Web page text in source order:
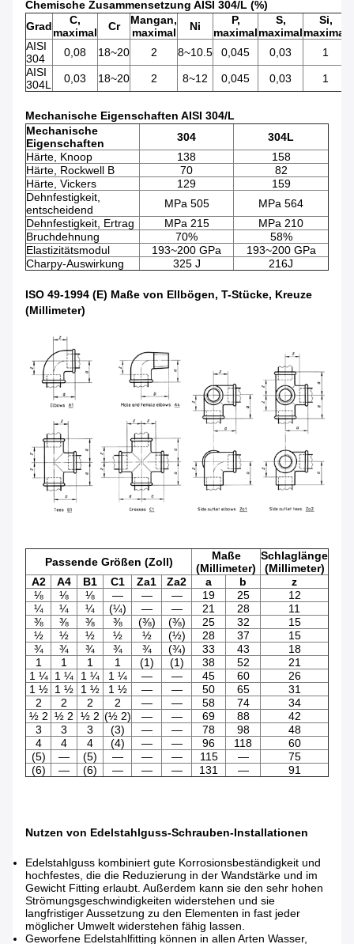
Chemische Zusammensetzung AISI 304/L (%)
Grad
C,
maximal
Cr
Mangan,
maximal
Ni
P,
maximal
S,
maximal
Si,
maximal
AISI
304
0,08 18~20 2 8~10.5 0,045 0,03
1
AISI
304L
0,03 18~20 2 8~12 0,045 0,03 1
Mechanische Eigenschaften AISI 304/L
Mechanische
Eigenschaften
304
304L
Härte, Knoop
138
158
Härte, Rockwell B
70
82
Härte, Vickers
129
159
Dehnfestigkeit,
entscheidend
MPa 505
MPa 564
Dehnfestigkeit, Ertrag
MPa 215
MPa 210
Bruchdehnung
70%
58%
Elastizitätsmodul
193~200 GPa
193~200 GPa
Charpy-Auswirkung
325 J 216J
ISO 49-1994 (E) Maße von Ellbögen, T-Stücke, Kreuze
(Millimeter)
Passende Größen (Zoll)
Maße
(Millimeter)
Schlaglänge
(Millimeter)
A2
A4 B1 C1 Za1 Za2 a b
z
⅛
⅛ ⅛ — — — 19 25
12
¼
¼ ¼ (¼) — — 21 28
11
⅜
⅜ ⅜ ⅜ (⅜) (⅜) 25 32
15
½
½ ½ ½ ½ (½) 28 37
15
¾
¾ ¾ ¾ ¾ (¾) 33 43
18
1
1 1 1 (1) (1) 38 52
21
1 ¼ 1 ¼ 1 ¼ 1 ¼ — — 45 60
26
1 ½ 1 ½ 1 ½ 1 ½ — — 50 65
31
2
2 2 2 — — 58 74
34
½ 2 ½ 2 ½ 2 (½ 2) — — 69 88
42
3
3 3 (3) — — 78 98
48
4
4 4 (4) — — 96 118
60
(5)
— (5) — — — 115 —
75
(6)
— (6) — — — 131 — 91
Nutzen von Edelstahlguss-Schrauben-Installationen
Edelstahlguss kombiniert gute Korrosionsbeständigkeit und
hochfestes, die die Reduzierung in der Wandstärke und im
Gewicht Fitting erlaubt. Außerdem kann sie den sehr hohen
Strömungsgeschwindigkeiten widerstehen und sie
langfristiger Aussetzung zu den Elementen in fast jeder
möglicher Umwelt widerstehen fähig lassen.
Geworfene Edelstahlfitting können in allen Arten Wasser,